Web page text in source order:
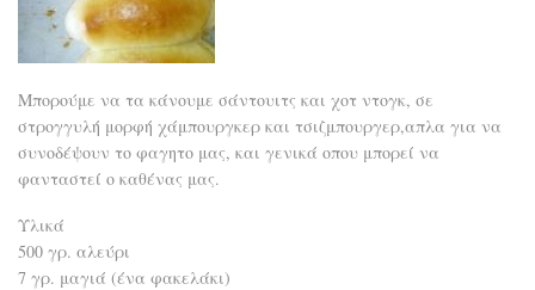
Μπορούμε να τα κάνουμε σάντουιτς και χοτ ντογκ, σε
στρογγυλή μορφή χάμπουργκερ και τσιζμπουργερ,απλα για να
συνοδέψουν το φαγητο μας, και γενικά οπου μπορεί να
φανταστεί ο καθένας μας.
Υλικά
500 γρ. αλεύρι
7 γρ. μαγιά (ένα φακελάκι)